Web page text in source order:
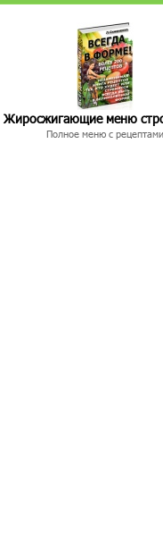
Жиросжигающие меню
Полное меню с рецептами